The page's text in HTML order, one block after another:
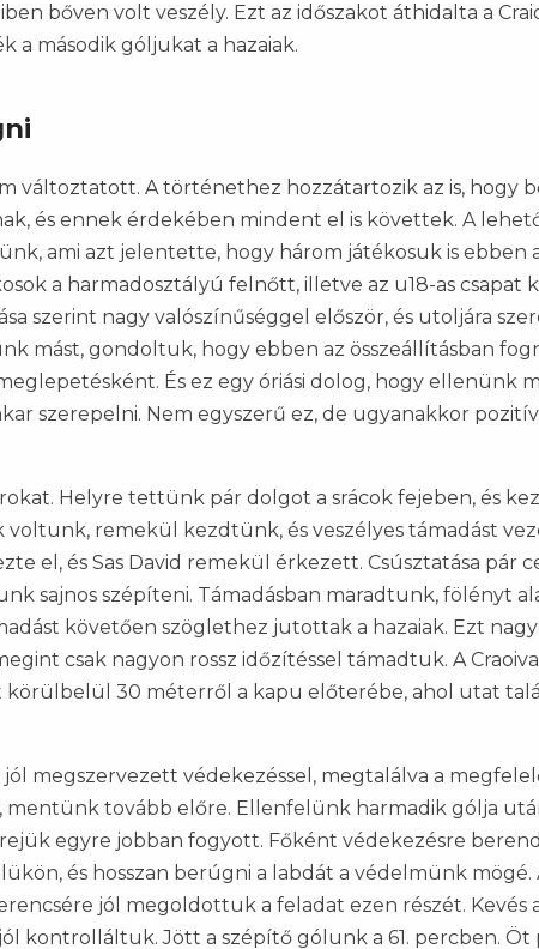
bőven volt veszély. Ezt az időszakot áthidalta a
a második góljukat a hazaiak.
változtatott. A történethez hozzátartozik az is, hogy
és ennek érdekében mindent el is követtek. A
ami azt jelentette, hogy három játékosuk is ebben
a harmadosztályú felnőtt, illetve az u18-as csapat
szerint nagy valószínűséggel először, és utoljára
mást, gondoltuk, hogy ebben az összeállításban
És ez egy óriási dolog, hogy ellenünk
szerepelni. Nem egyszerű ez, de ugyanakkor
Helyre tettünk pár dolgot a srácok fejeben, és
voltunk, remekül kezdtünk, és veszélyes támadást
el, és Sas David remekül érkezett. Csúsztatása pár
sajnos szépíteni. Támadásban maradtunk, fölényt
követően szöglethez jutottak a hazaiak. Ezt
csak nagyon rossz időzítéssel támadtuk. A
körülbelül 30 méterről a kapu előterébe, ahol utat
megszervezett védekezéssel, megtalálva a
mentünk tovább előre. Ellenfelünk harmadik gólja
egyre jobban fogyott. Főként védekezésre
és hosszan berúgni a labdát a védelmünk
jól megoldottuk a feladat ezen részét.
kontrolláltuk. Jött a szépítő gólunk a 61. percben.